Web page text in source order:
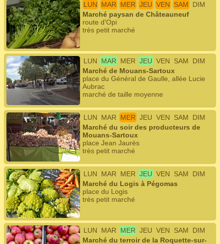
LUN MAR MER JEU VEN SAM
DIM
Marché paysan de Châteauneuf
route d'Opi
très petit marché
LUN MAR MER JEU VEN SAM
DIM
Marché de Mouans-Sartoux
place du Général de Gaulle, allée Lucie
Aubrac
marché de taille moyenne
LUN MAR MER JEU VEN SAM
DIM
Marché du soir des producteurs de
Mouans-Sartoux
place Jean Jaurès
très petit marché
LUN MAR MER JEU VEN SAM
DIM
Marché du Logis à Pégomas
place du Logis
très petit marché
LUN MAR MER JEU VEN SAM
DIM
Marché du terroir de la Roquette-sur-